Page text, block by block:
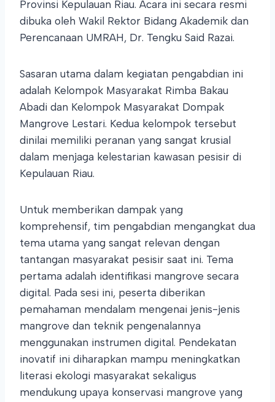
Provinsi Kepulauan Riau. Acara ini secara resmi
dibuka oleh Wakil Rektor Bidang Akademik dan
Perencanaan UMRAH, Dr. Tengku Said Razai.
Sasaran utama dalam kegiatan pengabdian ini
adalah Kelompok Masyarakat Rimba Bakau
Abadi dan Kelompok Masyarakat Dompak
Mangrove Lestari. Kedua kelompok tersebut
dinilai memiliki peranan yang sangat krusial
dalam menjaga kelestarian kawasan pesisir di
Kepulauan Riau.
Untuk memberikan dampak yang
komprehensif, tim pengabdian mengangkat dua
tema utama yang sangat relevan dengan
tantangan masyarakat pesisir saat ini. Tema
pertama adalah identifikasi mangrove secara
digital. Pada sesi ini, peserta diberikan
pemahaman mendalam mengenai jenis-jenis
mangrove dan teknik pengenalannya
menggunakan instrumen digital. Pendekatan
inovatif ini diharapkan mampu meningkatkan
literasi ekologi masyarakat sekaligus
mendukung upaya konservasi mangrove yang